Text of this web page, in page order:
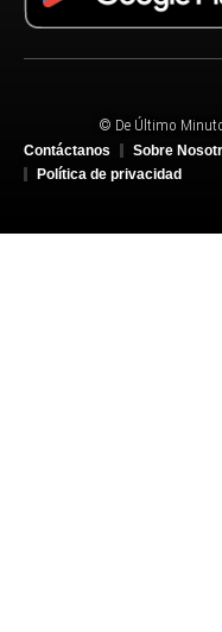
© De Último
Contáctanos
Sobre
Política de privacidad